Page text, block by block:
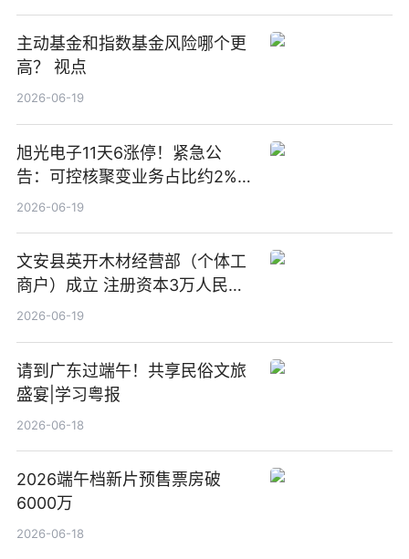
主动基金和指数基金风险哪个更
高？ 视点
2026-06-19
旭光电子11天6涨停！紧急公
告：可控核聚变业务占比约2%！
前沿热点
2026-06-19
文安县英开木材经营部（个体工
商户）成立 注册资本3万人民币
新要闻
2026-06-19
请到广东过端午！共享民俗文旅
盛宴|学习粤报
2026-06-18
2026端午档新片预售票房破
6000万
2026-06-18